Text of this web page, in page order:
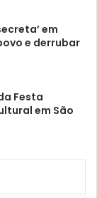
em
e derrubar
Festa
em São